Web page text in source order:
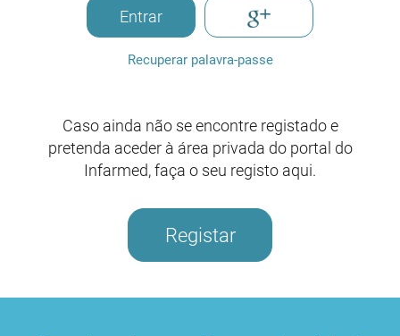
Entrar
Recuperar palavra-passe
Caso ainda não se encontre registado e
pretenda aceder à área privada do portal do
Infarmed, faça o seu registo aqui.
Registar